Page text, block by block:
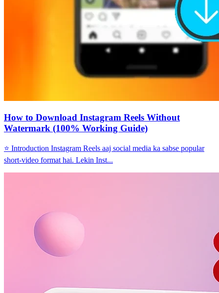
How to Download Instagram Reels Without
Watermark (100% Working Guide)
⭐ Introduction Instagram Reels aaj social media ka sabse popular
short-video format hai. Lekin Inst...